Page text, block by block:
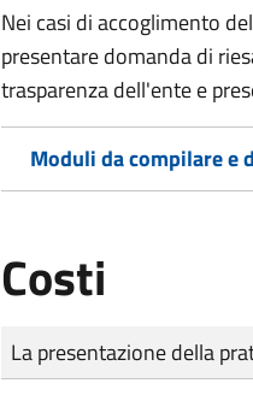
Nei casi di accoglimento
presentare domanda di
trasparenza dell'ente e
Moduli da compilare e
Costi
Tipo di pagamento
Importo
La presentazione della